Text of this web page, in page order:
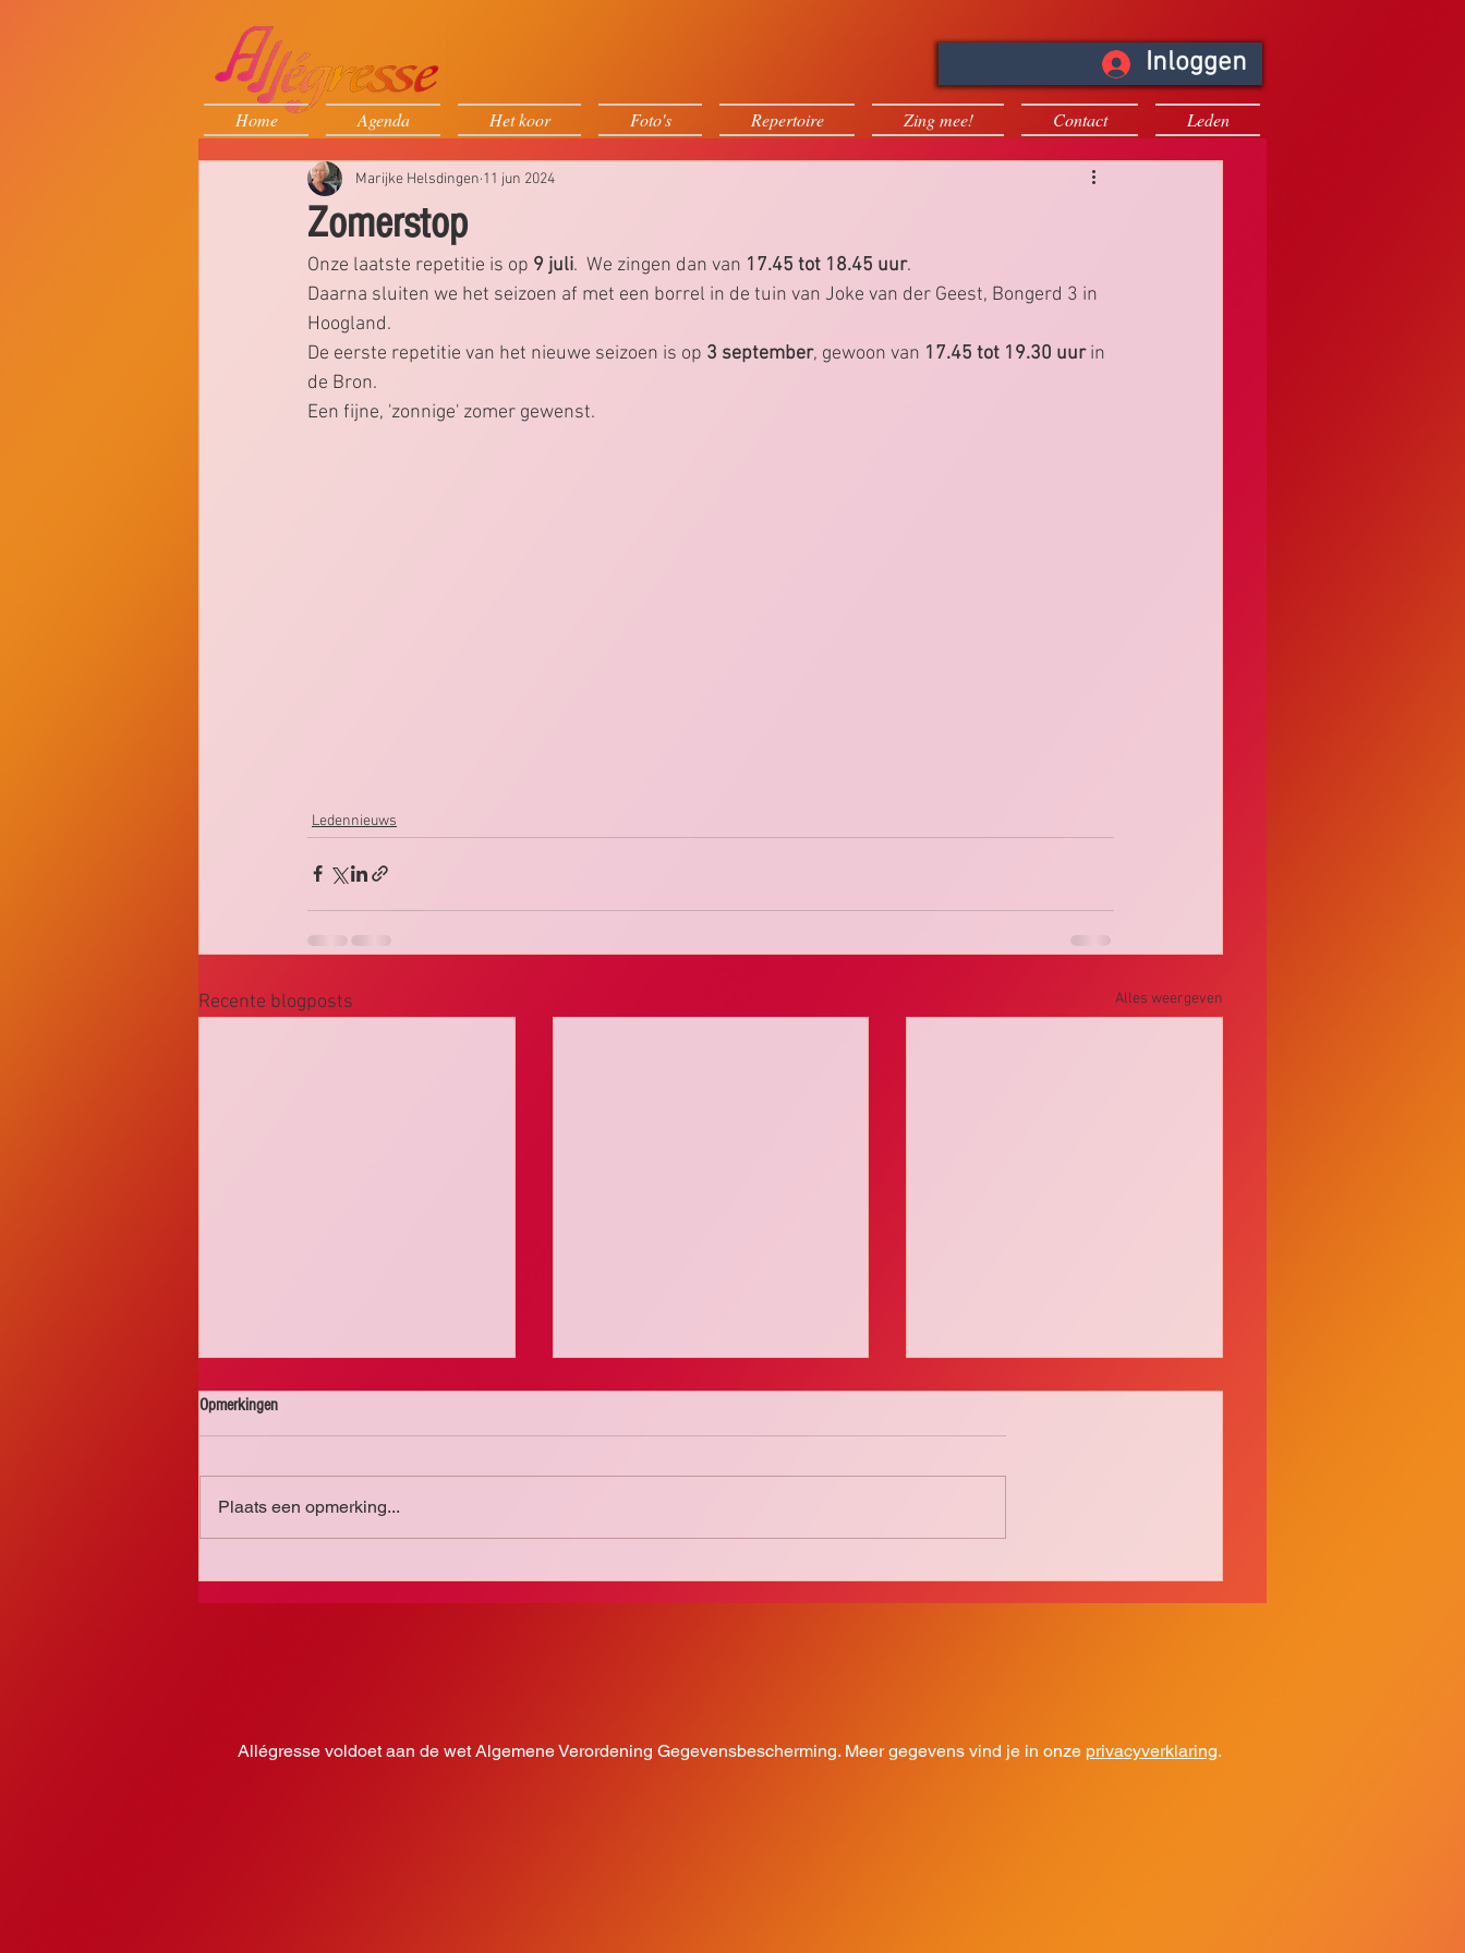
Inloggen
Home Agenda Het koor Foto's Repertoire Zing mee! Contact Leden
Zomerstop
Marijke Helsdingen 11 jun 2024
Onze laatste repetitie is op 9 juli.  We zingen dan van 17.45 tot 18.45 uur.
Daarna sluiten we het seizoen af met een borrel in de tuin van Joke van der Geest, Bongerd 3 in
Hoogland.
De eerste repetitie van het nieuwe seizoen is op 3 september, gewoon van 17.45 tot 19.30 uur in
de Bron.
Een fijne, 'zonnige' zomer gewenst.
Ledennieuws
Recente blogposts Alles weergeven
Het was een mooi samen zijn
Opmerkingen
Plaats een opmerking...
Allégresse voldoet aan de wet Algemene Verordening Gegevensbescherming. Meer gegevens vind je in onze privacyverklaring.